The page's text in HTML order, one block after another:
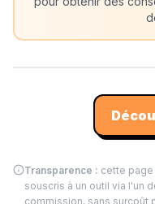
Transparence : cette
souscris à un outil via l'un
commission, sans surcoût